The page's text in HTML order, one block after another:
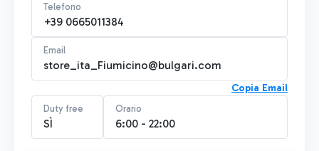
Telefono
+39 0665011384
Email
store_ita_Fiumicino@bulgari.com
Copia Email
Duty free
SÌ
Orario
6:00 - 22:00